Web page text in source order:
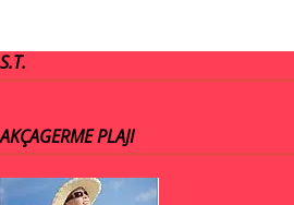
S.T.
AKÇAGERME PLAJI